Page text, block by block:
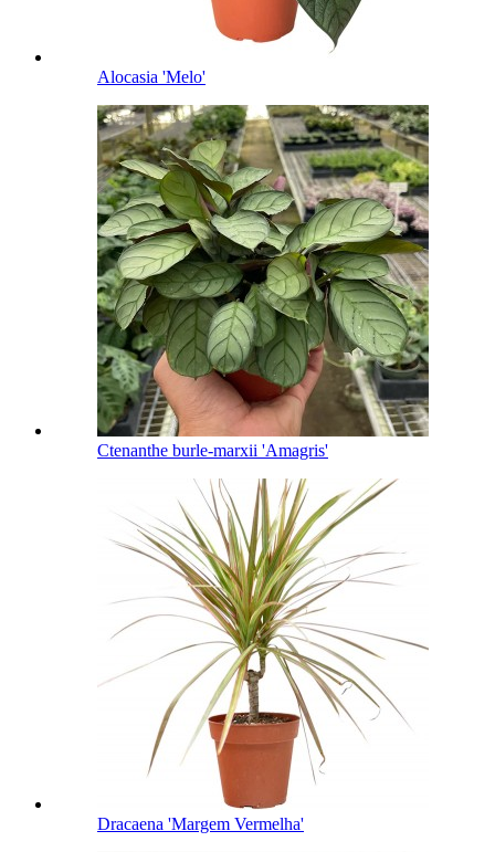
Alocasia 'Melo'
Ctenanthe burle-marxii 'Amagris'
Dracaena 'Margem Vermelha'